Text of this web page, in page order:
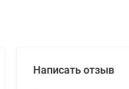
Написать отзыв